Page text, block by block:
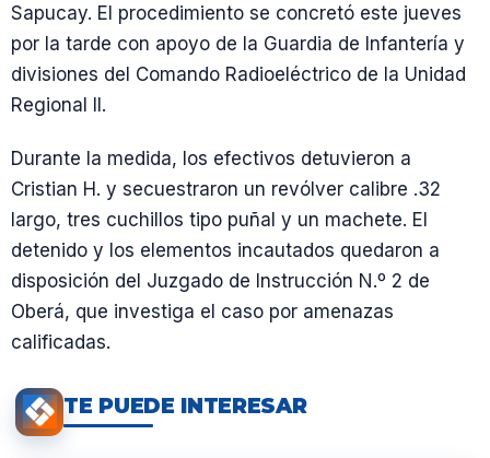
Sapucay. El procedimiento se concretó este jueves
por la tarde con apoyo de la Guardia de Infantería y
divisiones del Comando Radioeléctrico de la Unidad
Regional II.
Durante la medida, los efectivos detuvieron a
Cristian H. y secuestraron un revólver calibre .32
largo, tres cuchillos tipo puñal y un machete. El
detenido y los elementos incautados quedaron a
disposición del Juzgado de Instrucción N.º 2 de
Oberá, que investiga el caso por amenazas
calificadas.
TE PUEDE INTERESAR